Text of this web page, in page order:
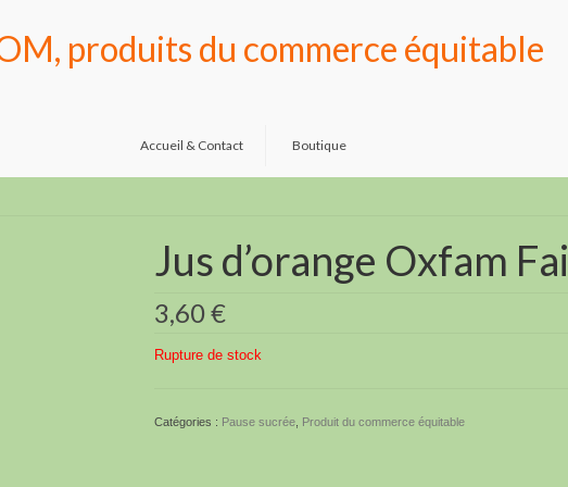
produits du commerce équitable
Accueil & Contact Boutique
Jus d’orange Oxfam
3,60€
Rupture de stock
Catégories : Pause sucrée, Produit du commerce équitable